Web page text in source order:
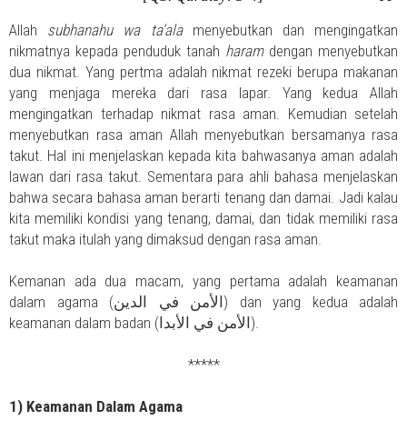
Allah subhanahu wa ta’ala menyebutkan dan mengingatkan
nikmatnya kepada penduduk tanah haram dengan menyebutkan
dua nikmat. Yang pertma adalah nikmat rezeki berupa makanan
yang menjaga mereka dari rasa lapar. Yang kedua Allah
mengingatkan terhadap nikmat rasa aman. Kemudian setelah
menyebutkan rasa aman Allah menyebutkan bersamanya rasa
takut. Hal ini menjelaskan kepada kita bahwasanya aman adalah
lawan dari rasa takut. Sementara para ahli bahasa menjelaskan
bahwa secara bahasa aman berarti tenang dan damai. Jadi kalau
kita memiliki kondisi yang tenang, damai, dan tidak memiliki rasa
takut maka itulah yang dimaksud dengan rasa aman.
Kemanan ada dua macam, yang pertama adalah keamanan
dalam agama (الأمن في الدين) dan yang kedua adalah
keamanan dalam badan (الأمن في الأبدا).
*****
1) Keamanan Dalam Agama